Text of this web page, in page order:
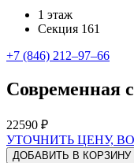
1 этаж
Секция 161
+7 (846) 212‒97‒66
Современная
22590 ₽
УТОЧНИТЬ ЦЕНУ,
ДОБАВИТЬ В КОРЗИНУ